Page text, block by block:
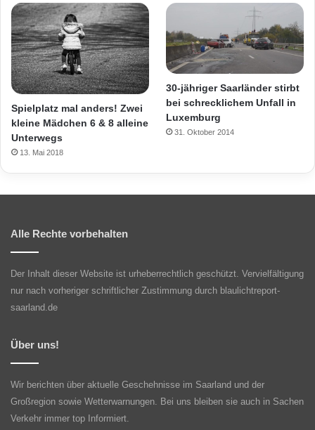
Spielplatz mal anders! Zwei
kleine Mädchen 6 & 8 alleine
Unterwegs
13. Mai 2018
30-jähriger Saarländer stirbt
bei schrecklichem Unfall in
Luxemburg
31. Oktober 2014
Alle Rechte vorbehalten
Der Inhalt dieser Website ist urheberrechtlich geschützt. Vervielfältigung
nur nach vorheriger schriftlicher Zustimmung durch blaulichtreport-
saarland.de
Über uns!
Wir berichten über aktuelle Geschehnisse im Saarland und der
Großregion sowie Wetterwarnungen. Bei uns bleiben sie auch in Sachen
Verkehr immer top Informiert.